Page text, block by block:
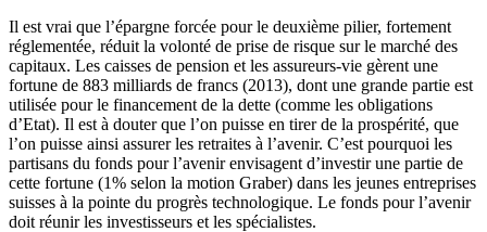
Il est vrai que l’épargne forcée pour le deuxième pilier, fortement
réglementée, réduit la volonté de prise de risque sur le marché des
capitaux. Les caisses de pension et les assureurs-vie gèrent une
fortune de 883 milliards de francs (2013), dont une grande partie est
utilisée pour le financement de la dette (comme les obligations
d’Etat). Il est à douter que l’on puisse en tirer de la prospérité, que
l’on puisse ainsi assurer les retraites à l’avenir. C’est pourquoi les
partisans du fonds pour l’avenir envisagent d’investir une partie de
cette fortune (1% selon la motion Graber) dans les jeunes entreprises
suisses à la pointe du progrès technologique. Le fonds pour l’avenir
doit réunir les investisseurs et les spécialistes.